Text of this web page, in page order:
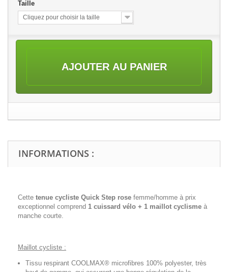
Taille
Cliquez pour choisir la taille
AJOUTER AU PANIER
INFORMATIONS :
Cette tenue cycliste Quick Step rose femme/homme à prix
exceptionnel comprend 1 cuissard vélo + 1 maillot cyclisme à
manche courte.
Maillot cycliste :
Tissu respirant COOLMAX® microfibres 100% polyester, très